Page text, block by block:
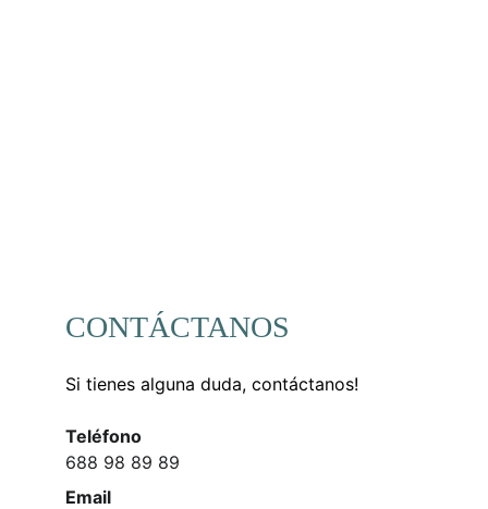
CONTÁCTANOS
Si tienes alguna duda, contáctanos!
Teléfono
688 98 89 89
Email